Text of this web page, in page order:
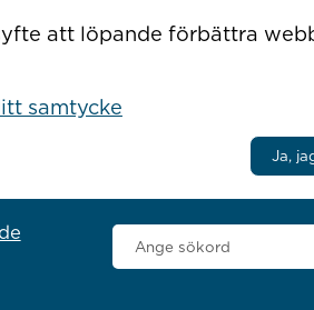
att löpande förbättra
samtycke
Ja,
Sök
här